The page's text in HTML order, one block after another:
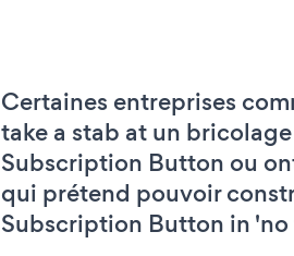
Certaines entreprises
take a stab at un
Subscription Button ou
qui prétend pouvoir
Subscription Button in 'no